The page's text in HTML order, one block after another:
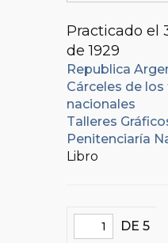
Practicado el
de 1929
Republica
Cárceles de
nacionales
Talleres
Penitenciaría
Libro
DE 5